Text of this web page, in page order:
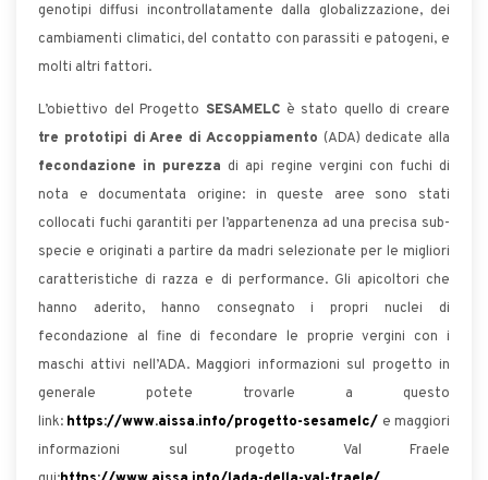
genotipi diffusi incontrollatamente dalla globalizzazione, dei
cambiamenti climatici, del contatto con parassiti e patogeni, e
molti altri fattori.
L’obiettivo del Progetto SESAMELCè stato quello di creare
tre prototipi di Aree di Accoppiamento (ADA) dedicate alla
fecondazione in purezza di api regine vergini con fuchi di
nota e documentata origine: in queste aree sono stati
collocati fuchi garantiti per l’appartenenza ad una precisa sub-
specie e originati a partire da madri selezionate per le migliori
caratteristiche di razza e di performance. Gli apicoltori che
hanno aderito, hanno consegnato i propri nuclei di
fecondazione al fine di fecondare le proprie vergini con i
maschi attivi nell’ADA. Maggiori informazioni sul progetto in
generale potete trovarle a questo
link: https://www.aissa.info/progetto-sesamelc/ e maggiori
informazioni sul progetto Val Fraele